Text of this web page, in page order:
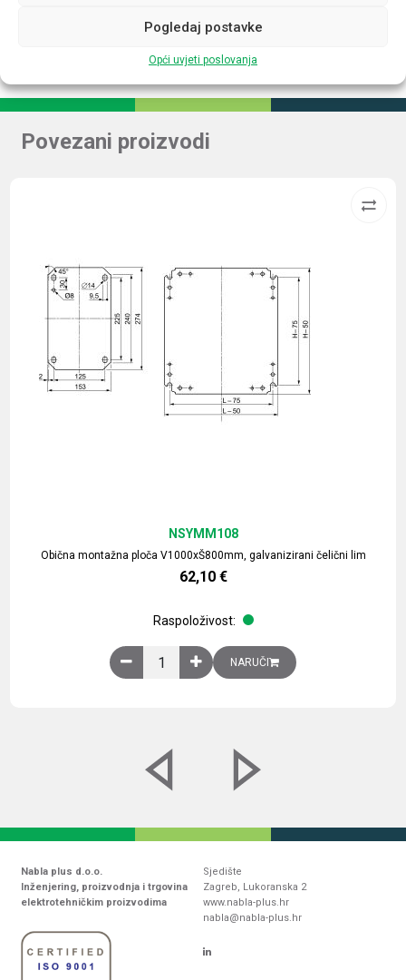
Pogledaj postavke
Opći uvjeti poslovanja
Povezani proizvodi
Obična montažna ploča V1000xŠ800mm, galvanizirani čelični lim
NSYMM108
62,10 €
Raspoloživost:
Obična montažna ploča V1000xŠ800mm,
NARUČI
Nabla plus d.o.o.
Inženjering, proizvodnja i trgovina
elektrotehničkim proizvodima
Sjedište
Zagreb, Lukoranska 2
www.nabla-plus.hr
nabla@nabla-plus.hr